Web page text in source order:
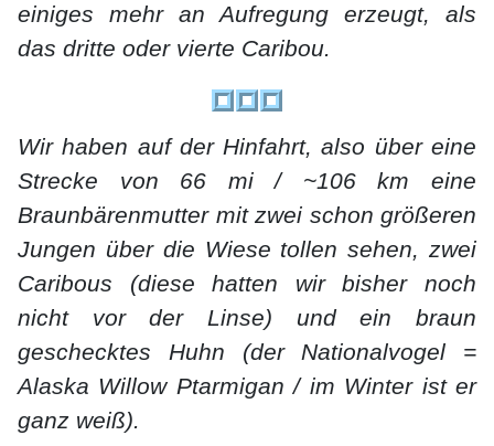
einiges mehr an Aufregung erzeugt, als
das dritte oder vierte Caribou.
Wir haben auf der Hinfahrt, also über eine
Strecke von 66 mi / ~106 km eine
Braunbärenmutter mit zwei schon größeren
Jungen über die Wiese tollen sehen, zwei
Caribous (diese hatten wir bisher noch
nicht vor der Linse) und ein braun
geschecktes Huhn (der Nationalvogel =
Alaska Willow Ptarmigan / im Winter ist er
ganz weiß).